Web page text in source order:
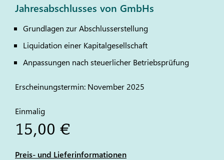
Jahresabschlusses von GmbHs
Grundlagen zur Abschlusserstellung
Liquidation einer Kapitalgesellschaft
Anpassungen nach steuerlicher Betriebsprüfung
Erscheinungstermin: November 2025
Einmalig
15,00 €
Preis- und Lieferinformationen